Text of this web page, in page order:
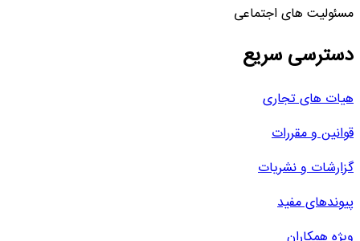
مسئولیت های اجتماعی
دسترسی سریع
هیات های تجاری
قوانین و مقررات
گزارشات و نشریات
پیوندهای مفید